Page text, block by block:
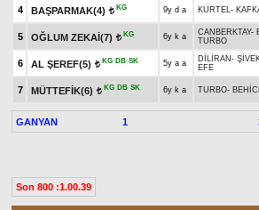
4 BAŞPARMAK(4) t KG 9y d a KURTEL-
5 OĞLUM ZEKAİ(7) t KG 6y k a CANBERKTAY-
TURBO
6 AL ŞEREF(5) t KG DB SK 5y a a DİLİRAN -
EFE
7 MÜTTEFİK(6) t KG DB SK 6y k a TURBO-
GANYAN 1
Son 800 :1.00.39